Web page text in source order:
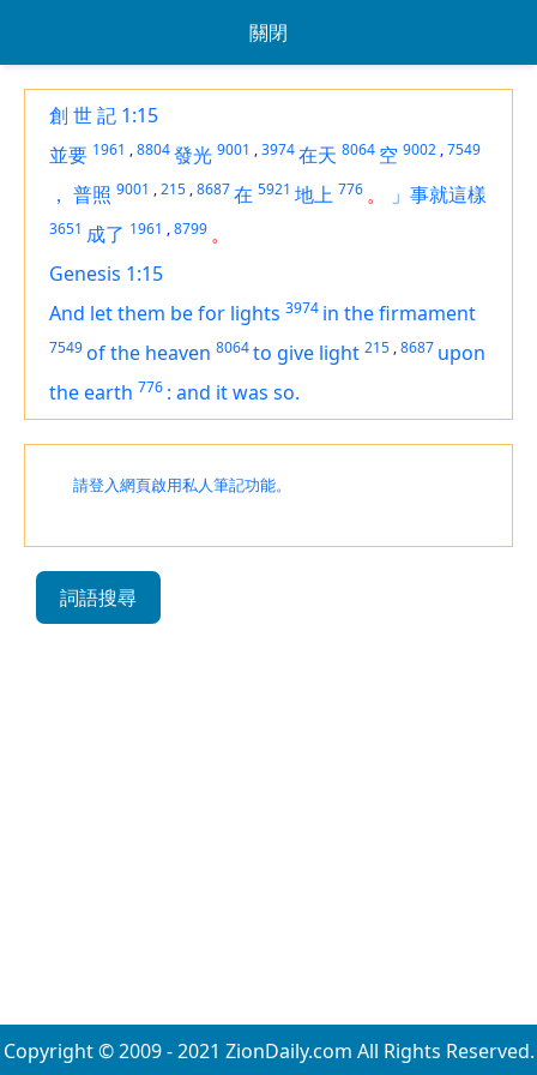
關閉
創 世 記 1:15
並要 1961 ,8804發光 9001 ,3974在天 8064 空 9002 ,7549
， 普照 9001 ,215 ,8687在 5921 地上 776 。 」事就這樣
3651 成了 1961 ,8799 。
Genesis 1:15
And let them be for lights 3974 in the firmament
7549of the heaven 8064to give light 215 ,8687 upon
the earth 776 : and it was so.
請登入網頁啟用私人筆記功能。
詞語搜尋
Copyright © 2009 - 2021 ZionDaily.com All Rights Reserved.